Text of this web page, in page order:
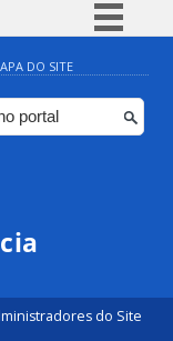
BR
Canais
DO SITE
do Site